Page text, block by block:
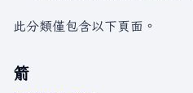
此分類僅包含以下頁面。
箭